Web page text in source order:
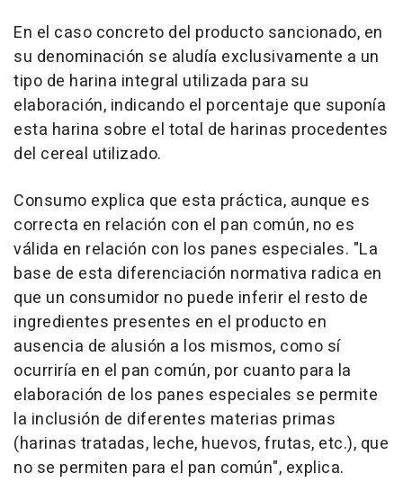
En el caso concreto del producto sancionado, en
su denominación se aludía exclusivamente a un
tipo de harina integral utilizada para su
elaboración, indicando el porcentaje que suponía
esta harina sobre el total de harinas procedentes
del cereal utilizado.
Consumo explica que esta práctica, aunque es
correcta en relación con el pan común, no es
válida en relación con los panes especiales. "La
base de esta diferenciación normativa radica en
que un consumidor no puede inferir el resto de
ingredientes presentes en el producto en
ausencia de alusión a los mismos, como sí
ocurriría en el pan común, por cuanto para la
elaboración de los panes especiales se permite
la inclusión de diferentes materias primas
(harinas tratadas, leche, huevos, frutas, etc.), que
no se permiten para el pan común", explica.